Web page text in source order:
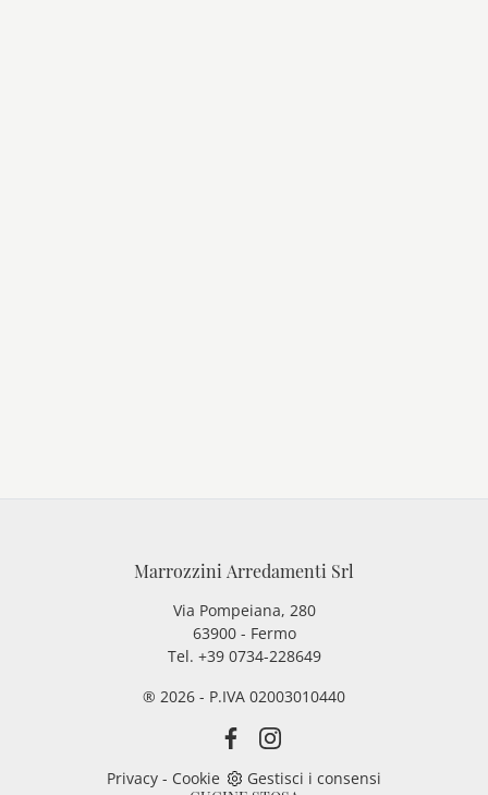
Marrozzini Arredamenti Srl
Via Pompeiana, 280
63900 - Fermo
Tel. +39 0734-228649
® 2026 - P.IVA 02003010440
Privacy - Cookie
Gestisci i consensi